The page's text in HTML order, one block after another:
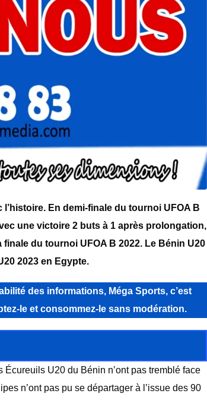
En demi-finale du tournoi UFOA B
une victoire 2 buts à 1 après prolongation,
du tournoi UFOA B 2022. Le Bénin U20
2023 en Egypte.
des informations, Méga Sports, c’est
le et consommez-le sans modération.
U20 du Bénin n’ont pas tremblé face
n’ont pas pu se départager à l’issue des 90